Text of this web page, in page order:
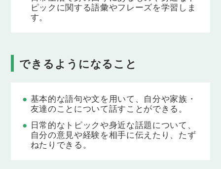
週末
「週末」をテーマに語彙・フレーズを学習
レッスン１〜９の復習
これまでに学習した内容をおさらいします。
Lesson 11
天気
「天気」をテーマに語彙・フレーズを学習
し、それらを使って講師と会話の練習を行い
ます。
Lesson 12
ピックに関する語彙やフレーズを学習しま
す。
できるようになること
基本的な語句や文を用いて、自分や家族・
友達のことについて話すことができる。
日常的なトピックや身近な話題について、
自分の意見や経験を相手に伝えたり、たず
ねたりできる。